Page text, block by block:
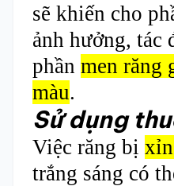
sẽ khiến cho
ảnh hưởng, tác
phần men răng
màu.
Sử dụng
Việc răng bị
trắng sáng có